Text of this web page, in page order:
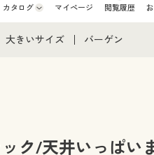
カタログ
シからのご注文
マイページ 閲覧履歴
ズ下着
大きいサイズ
大きいサイズ レディース下着
バーゲン
ク/天井いっぱい